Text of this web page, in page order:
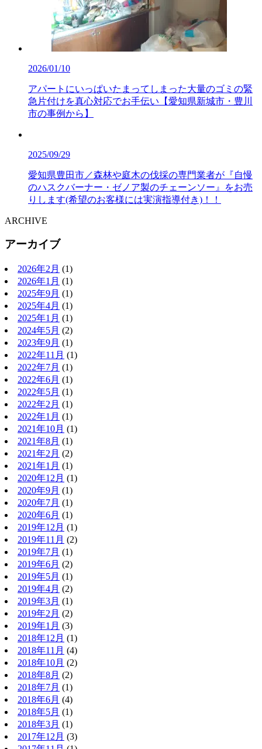
2026/01/10
アパートにいっぱいたまってしまった大量のゴミの緊
急片付けを真心対応でお手伝い【愛知県新城市・豊川
市の事例から】
2025/09/29
愛知県豊田市／森林や庭木の伐採の専門業者が『自慢
のハスクバーナー・ゼノア製のチェーンソー』をお売
りします(希望のお客様には実演指導付き)！！
ARCHIVE
アーカイブ
2026年2月 (1)
2026年1月 (1)
2025年9月 (1)
2025年4月 (1)
2025年1月 (1)
2024年5月 (2)
2023年9月 (1)
2022年11月 (1)
2022年7月 (1)
2022年6月 (1)
2022年5月 (1)
2022年2月 (1)
2022年1月 (1)
2021年10月 (1)
2021年8月 (1)
2021年2月 (2)
2021年1月 (1)
2020年12月 (1)
2020年9月 (1)
2020年7月 (1)
2020年6月 (1)
2019年12月 (1)
2019年11月 (2)
2019年7月 (1)
2019年6月 (2)
2019年5月 (1)
2019年4月 (2)
2019年3月 (1)
2019年2月 (2)
2019年1月 (3)
2018年12月 (1)
2018年11月 (4)
2018年10月 (2)
2018年8月 (2)
2018年7月 (1)
2018年6月 (4)
2018年5月 (1)
2018年3月 (1)
2017年12月 (3)